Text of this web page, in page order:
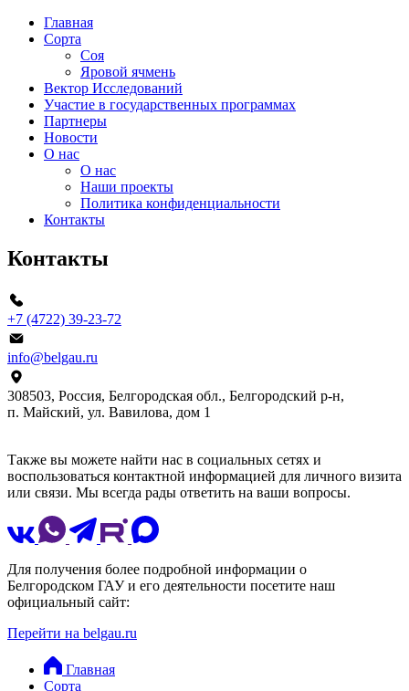
Главная
Сорта
Соя
Яровой ячмень
Вектор Исследований
Участие в государственных программах
Партнеры
Новости
О нас
О нас
Наши проекты
Политика конфиденциальности
Контакты
Контакты
+7 (4722) 39-23-72
info@belgau.ru
308503, Россия, Белгородская обл., Белгородский р‑н,
п. Майский, ул. Вавилова, дом 1
Также вы можете найти нас в социальных сетях и
воспользоваться контактной информацией для личного визита
или связи. Мы всегда рады ответить на ваши вопросы.
Для получения более подробной информации о
Белгородском ГАУ и его деятельности посетите наш
официальный сайт:
Перейти на belgau.ru
Главная
Сорта